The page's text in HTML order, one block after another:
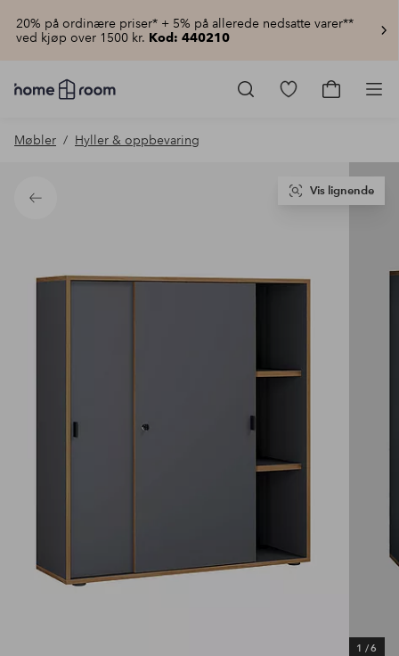
20% på ordinære priser* + 5% på allerede nedsatte varer**
ved kjøp over 1500 kr. Kod: 440210
Homeroom
–
hjemmet
pris
Gå
Gå
Møbler Hyller & oppbevaring
Tilbake
1 /6
Vis lignende